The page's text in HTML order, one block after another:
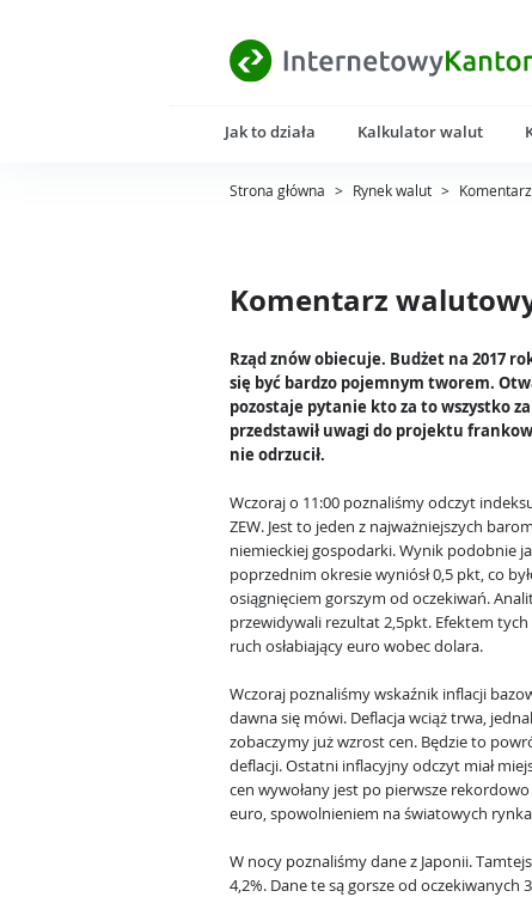
Jak to działa Kalkulator walut
Strona główna > Rynek walut >
Komentarz
Rząd znów obiecuje. Budżet na 2017
się być bardzo pojemnym tworem.
pozostaje pytanie kto za to wszystko
przedstawił uwagi do projektu
nie odrzucił.
Wczoraj o 11:00 poznaliśmy odczyt
ZEW. Jest to jeden z najważniejszych
niemieckiej gospodarki. Wynik podobnie
poprzednim okresie wyniósł 0,5 pkt, co
osiągnięciem gorszym od oczekiwań.
przewidywali rezultat 2,5pkt. Efektem tych
ruch osłabiający euro wobec dolara.
Wczoraj poznaliśmy wskaźnik inflacji
dawna się mówi. Deflacja wciąż trwa,
zobaczymy już wzrost cen. Będzie to
deflacji. Ostatni inflacyjny odczyt miał
cen wywołany jest po pierwsze
euro, spowolnieniem na światowych
W nocy poznaliśmy dane z Japonii.
4,2%. Dane te są gorsze od oczekiwanych